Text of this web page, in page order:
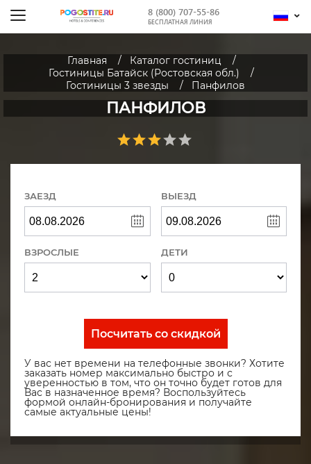
8 (800) 707-55-86
БЕСПЛАТНАЯ ЛИНИЯ
Главная
Каталог гостиниц
Гостиницы Батайск (Ростовская обл.)
Гостиницы 3 звезды
Панфилов
ПАНФИЛОВ
ЗАЕЗД ВЫЕЗД
ВЗРОСЛЫЕ ДЕТИ
Посчитать со скидкой
У вас нет времени на телефонные звонки? Хотите
заказать номер максимально быстро и с
уверенностью в том, что он точно будет готов для
Вас в назначенное время? Воспользуйтесь
формой онлайн-бронирования и получайте
самые актуальные цены!